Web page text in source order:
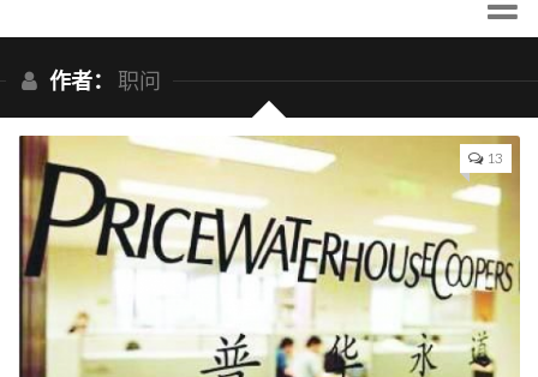
全球女性创新峰会
专栏作者
她科技 | TECH HER
她专栏 | HER COLUMN
她资本 | FUND HER
她视觉 | HER LENS
她语录 | HER WORDS
作者： 职问
13